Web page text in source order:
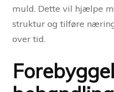
muld. Dette vil hjælpe
struktur og tilføre
over tid.